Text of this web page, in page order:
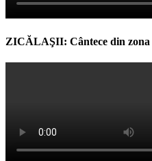
ZICĂLAŞII: Cântece din zona